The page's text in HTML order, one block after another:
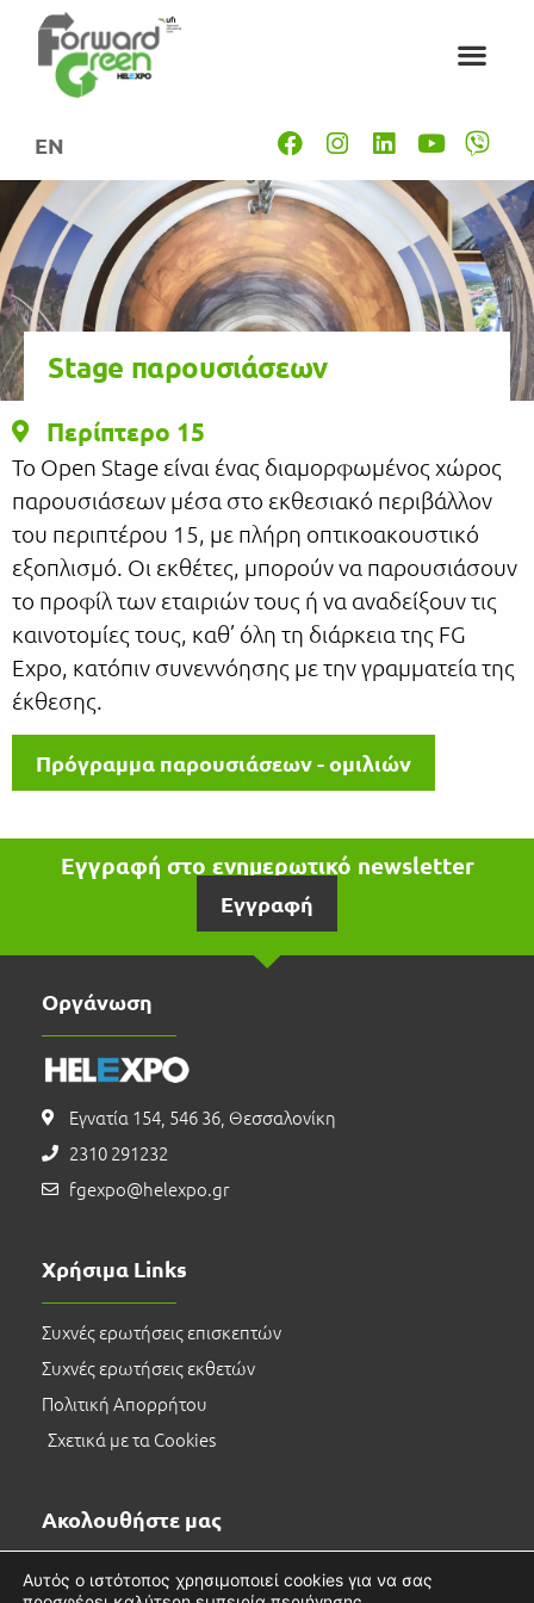
EN
Stage παρουσιάσεων
Περίπτερο 15
Το Open Stage είναι ένας διαμορφωμένος χώρος
παρουσιάσεων μέσα στο εκθεσιακό περιβάλλον
του περιπτέρου 15, με πλήρη οπτικοακουστικό
εξοπλισμό. Οι εκθέτες, μπορούν να παρουσιάσουν
το προφίλ των εταιριών τους ή να αναδείξουν τις
καινοτομίες τους, καθ’ όλη τη διάρκεια της FG
Expo, κατόπιν συνεννόησης με την γραμματεία της
έκθεσης.
Πρόγραμμα παρουσιάσεων - ομιλιών
Εγγραφή στο ενημερωτικό newsletter
Εγγραφή
Οργάνωση
Εγνατία 154, 546 36, Θεσσαλονίκη
2310 291232
fgexpo@helexpo.gr
Χρήσιμα Links
Συχνές ερωτήσεις επισκεπτών
Συχνές ερωτήσεις εκθετών
Πολιτική Απορρήτου
Σχετικά με τα Cookies
Ακολουθήστε μας
Αυτός ο ιστότοπος χρησιμοποιεί cookies για να σας